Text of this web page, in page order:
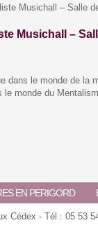
Musichall – Salle
Musichall –
dans le monde de la
monde du
EN PERIGORD
Cédex - Tél : 05 53